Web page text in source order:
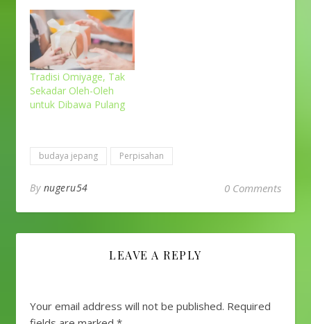
semua perusahaan
Tradisi Omiyage, Tak
Sekadar Oleh-Oleh
untuk Dibawa Pulang
budaya jepang Perpisahan
By nugeru54 0 Comments
LEAVE A REPLY
Your email address will not be published. Required